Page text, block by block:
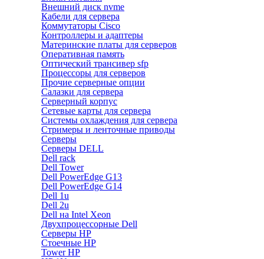
Внешний диск nvme
Кабели для сервера
Коммутаторы Cisco
Контроллеры и адаптеры
Материнские платы для серверов
Оперативная память
Оптический трансивер sfp
Процессоры для серверов
Прочие серверные опции
Салазки для сервера
Серверный корпус
Сетевые карты для сервера
Системы охлаждения для сервера
Стримеры и ленточные приводы
Серверы
Серверы DELL
Dell rack
Dell Tower
Dell PowerEdge G13
Dell PowerEdge G14
Dell 1u
Dell 2u
Dell на Intel Xeon
Двухпроцессорные Dell
Серверы HP
Стоечные HP
Tower HP